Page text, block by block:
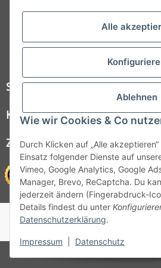
Alle
Ablehnen
Wie wir Cookies & Co
Durch Klicken auf „Alle
Einsatz folgender Dienste auf
Vimeo, Google Analytics, Google
Manager, Brevo, ReCaptcha. Du
jederzeit ändern (Fingerabdruck-
Details findest du unter
Datenschutzerklärung.
Impressum Datenschutz
Folgt uns auf
Steelboxx
Kundenservice
Zahlungsmöglichkeiten
© 1964 - 2026